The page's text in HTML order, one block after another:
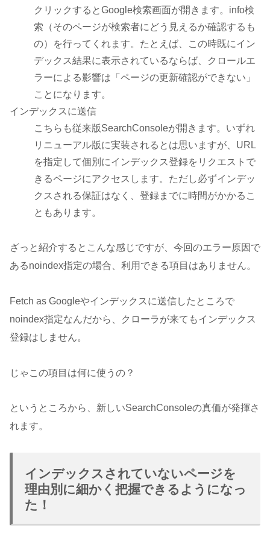
クリックするとGoogle検索画面が開きます。info検
索（そのページが検索者にどう見えるか確認するも
の）を行ってくれます。たとえば、この時既にイン
デックス結果に表示されているならば、クロールエ
ラーによる影響は「ページの更新確認ができない」
ことになります。
インデックスに送信
こちらも従来版SearchConsoleが開きます。いずれ
リニューアル版に実装されるとは思いますが、URL
を指定して個別にインデックス登録をリクエストで
きるページにアクセスします。ただし必ずインデッ
クスされる保証はなく、登録までに時間がかかるこ
ともあります。
ざっと紹介するとこんな感じですが、今回のエラー原因で
あるnoindex指定の場合、利用できる項目はありません。
Fetch as Googleやインデックスに送信したところで
noindex指定なんだから、クローラが来てもインデックス
登録はしません。
じゃこの項目は何に使うの？
というところから、新しいSearchConsoleの真価が発揮さ
れます。
インデックスされていないページを
理由別に細かく把握できるようになっ
た！